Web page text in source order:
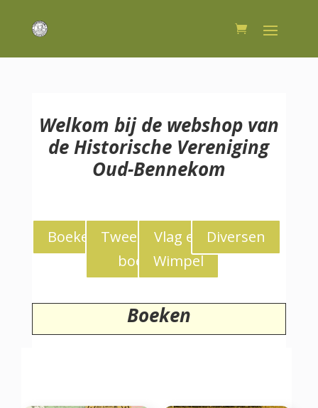
Welkom bij de webshop van
de Historische Vereniging
Oud-Bennekom
Boeken
Tweedekans
boeken
Vlag en
Wimpel
Diversen
Boeken